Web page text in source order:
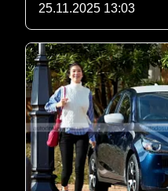
25.11.2025 13:03